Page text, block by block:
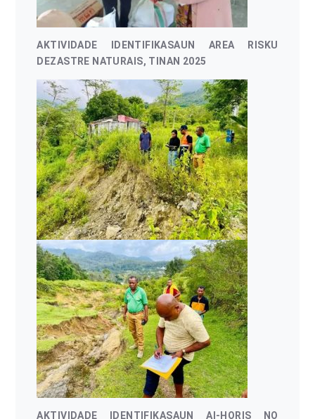
AKTIVIDADE IDENTIFIKASAUN AREA RISKU
DEZASTRE NATURAIS, TINAN 2025
AKTIVIDADE IDENTIFIKASAUN AI-HORIS NO